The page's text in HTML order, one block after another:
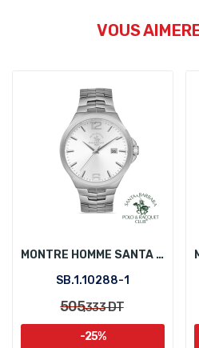
VOUS
MONTRE HOMME SANTA BARBARA POLO SB.1.10288-1
SB.1.10288-1
505,333DT
-25%